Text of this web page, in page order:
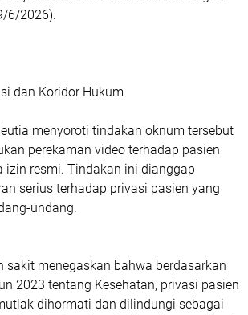
6/2026).
dan Koridor Hukum
menyoroti tindakan oknum tersebut
perekaman video terhadap pasien
izin resmi. Tindakan ini dianggap
serius terhadap privasi pasien yang
undang.
sakit menegaskan bahwa berdasarkan
2023 tentang Kesehatan, privasi pasien
dihormati dan dilindungi sebagai